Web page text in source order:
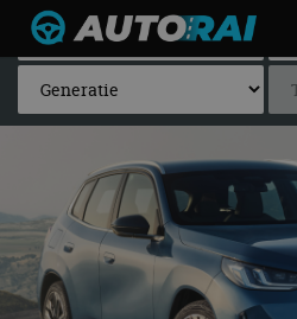
Autonieuws
Podcast
Autotests
Automerken
Adverteren
Contact